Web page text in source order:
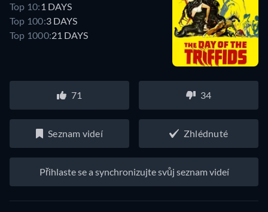
Top 10: 1 DAYS
Top 100:3 DAYS
Top 1000:21 DAYS
71 34
Seznam videí Zhlédnuté
Přihlaste se a synchronizujte svůj seznam videí